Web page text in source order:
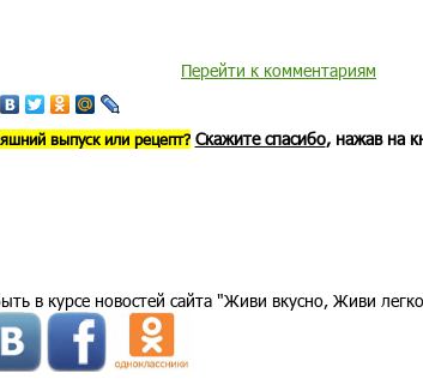
Перейти к комментариям
выпуск или рецепт? Скажите спасибо, нажав на
в курсе новостей сайта "Живи вкусно, Живи